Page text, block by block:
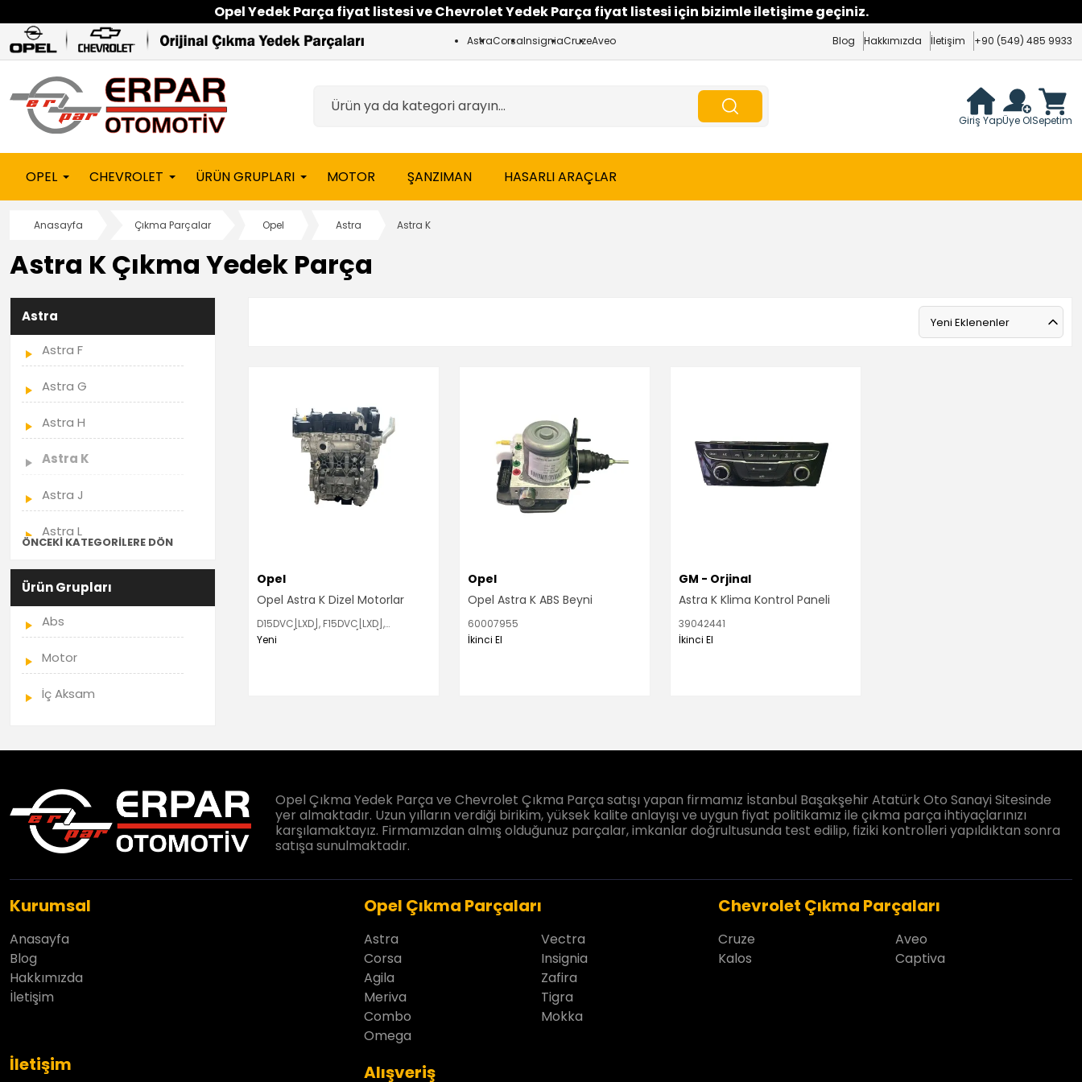
Opel Yedek Parça fiyat listesi ve Chevrolet Yedek Parça fiyat listesi için bizimle iletişime geçiniz.
AstraCorsaInsigniaCruzeAveo Blog Hakkımızda İletişim +90 (549) 485 9933
Giriş YapÜye OlSepetim
OPEL CHEVROLET ÜRÜN GRUPLARI MOTOR ŞANZIMAN HASARLI ARAÇLAR
Anasayfa Çıkma Parçalar Opel Astra Astra K
Astra K Çıkma Yedek Parça
Astra
Astra F
Astra G
Astra H
Astra K
Astra J
Astra L
ÖNCEKI KATEGORILERE DÖN
Ürün Grupları
Abs
Motor
İç Aksam
Yeni Eklenenler
Opel
Opel Astra K Dizel Motorlar
D15DVC[LXD], F15DVC[LXD],
D15DVH[LXD], F15DVH[LXD]
Yeni
Opel
Opel Astra K ABS Beyni
60007955
İkinci El
GM - Orjinal
Astra K Klima Kontrol Paneli
39042441
İkinci El
Opel Çıkma Yedek Parça ve Chevrolet Çıkma Parça satışı yapan firmamız İstanbul Başakşehir Atatürk Oto Sanayi Sitesinde
yer almaktadır. Uzun yılların verdiği birikim, yüksek kalite anlayışı ve uygun fiyat politikamız ile çıkma parça ihtiyaçlarınızı
karşılamaktayız. Firmamızdan almış olduğunuz parçalar, imkanlar doğrultusunda test edilip, fiziki kontrolleri yapıldıktan sonra
satışa sunulmaktadır.
Kurumsal
Anasayfa
Blog
Hakkımızda
İletişim
İletişim
Opel Çıkma Parçaları
Astra
Vectra
Corsa
Insignia
Agila
Zafira
Meriva
Tigra
Combo
Mokka
Omega
Alışveriş
Chevrolet Çıkma Parçaları
Cruze
Aveo
Kalos
Captiva